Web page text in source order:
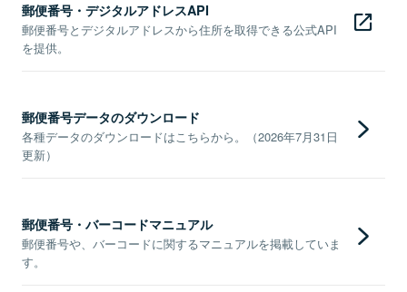
郵便番号・デジタルアドレスAPI
郵便番号とデジタルアドレスから住所を取得できる公式API
を提供。
郵便番号データのダウンロード
各種データのダウンロードはこちらから。（2026年7月31日
更新）
郵便番号・バーコードマニュアル
郵便番号や、バーコードに関するマニュアルを掲載していま
す。